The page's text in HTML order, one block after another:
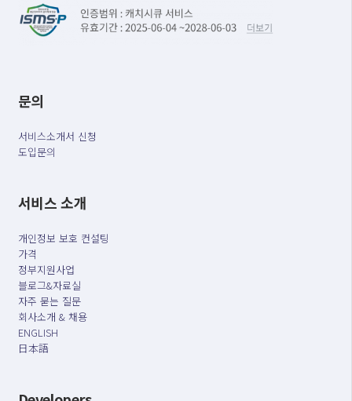
문의
서비스소개서 신청
도입문의
서비스 소개
개인정보 보호 컨설팅
가격
정부지원사업
블로그&자료실
자주 묻는 질문
회사소개 & 채용
ENGLISH
日本語